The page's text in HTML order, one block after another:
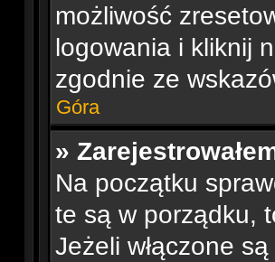
możliwość
logowania i kliknij
zgodnie ze
Góra
»
Na początku
te są w porządku,
Jeżeli włączone